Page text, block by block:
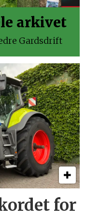
arkivet
Gardsdrift
for